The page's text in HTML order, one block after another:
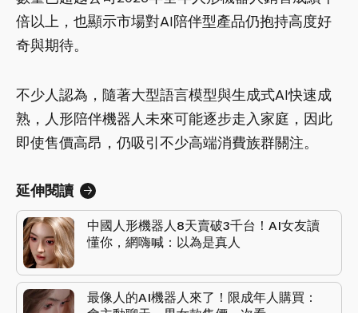
倍以上，也顯示市場對AI陪伴型產品仍抱持高度好
奇與期待。
不少人認為，隨著大型語言模型與生成式AI快速成
熟，人形陪伴機器人未來可能逐步走入家庭，因此
即使售價高昂，仍吸引不少高端消費族群關注。
延伸閱讀
中國人形機器人8天賣破3千台！AI女友讀
懂你，網嗨喊：以為是真人
最像人的AI機器人來了！限成年人購買：